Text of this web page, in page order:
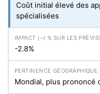
Coût initial élevé des
spécialisées
-2.8%
Mondial, plus prononcé